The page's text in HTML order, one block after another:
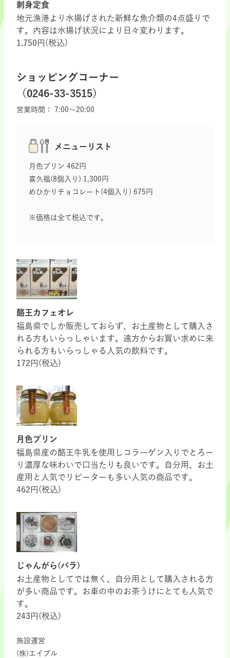
刺身定食
地元漁港より水揚げされた新鮮な魚介類の4点盛りで
す。内容は水揚げ状況により日々変わります。
1,750円(税込)
ショッピングコーナー
（0246-33-3515）
営業時間： 7:00～20:00
メニューリスト
月色プリン 462円
喜久福(8個入り) 1,300円
めひかりチョコレート(4個入り) 675円
※価格は全て税込です。
酪王カフェオレ
福島県でしか販売しておらず、お土産物として購入さ
れる方もいらっしゃいます。遠方からお買い求めに来
られる方もいらっしゃる人気の飲料です。
172円(税込)
月色プリン
福島県産の酪王牛乳を使用しコラーゲン入りでとろー
り濃厚な味わいで口当たりも良いです。自分用、お土
産用と人気でリピーターも多い人気の商品です。
462円(税込)
じゃんがら(バラ)
お土産物としてでは無く、自分用として購入される方
が多い商品です。お車の中のお茶うけにとても人気で
す。
243円(税込)
施設運営
(株)エイブル